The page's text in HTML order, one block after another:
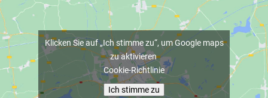
Klicken Sie auf „Ich stimme zu“, um Google maps
zu aktivieren
Cookie-Richtlinie
Ich stimme zu